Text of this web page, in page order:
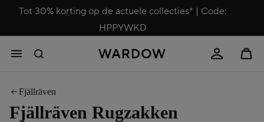
Tot 30% korting op de actuele collecties* | Code:
HPPYWKD
Fjällräven
Fjällräven Rugzakken